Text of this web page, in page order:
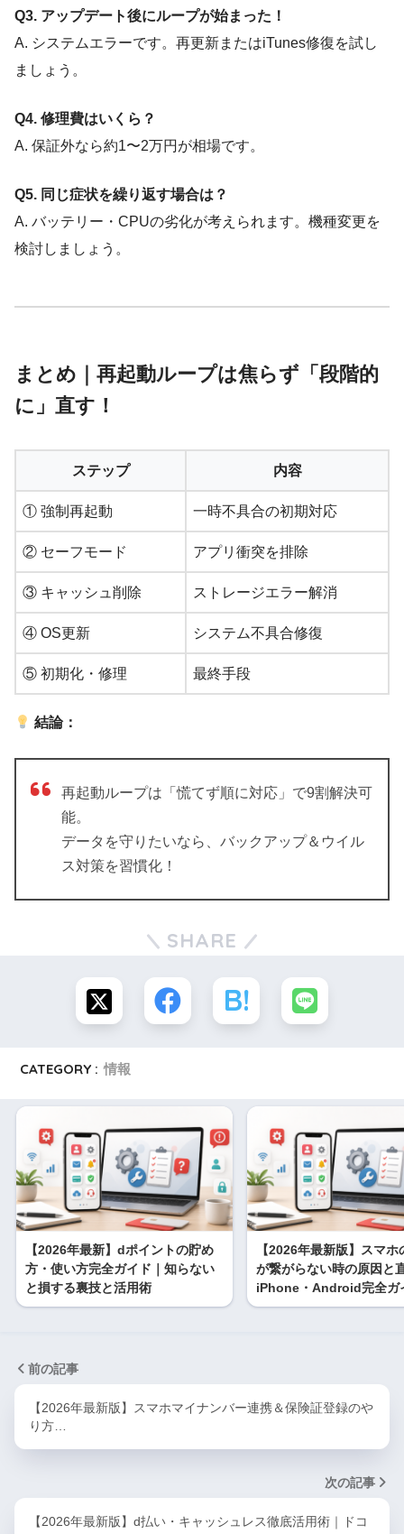
Q3. アップデート後にループが始まった！
A. システムエラーです。再更新またはiTunes修復を試し
ましょう。
Q4. 修理費はいくら？
A. 保証外なら約1〜2万円が相場です。
Q5. 同じ症状を繰り返す場合は？
A. バッテリー・CPUの劣化が考えられます。機種変更を
検討しましょう。
まとめ｜再起動ループは焦らず「段階的
に」直す！
ステップ 内容
① 強制再起動 一時不具合の初期対応
② セーフモード アプリ衝突を排除
③ キャッシュ削除 ストレージエラー解消
④ OS更新 システム不具合修復
⑤ 初期化・修理 最終手段
結論：
再起動ループは「慌てず順に対応」で9割解決可
能。
データを守りたいなら、バックアップ＆ウイル
ス対策を習慣化！
SHARE
CATEGORY : 情報
【2026年最新】dポイントの貯め
方・使い方完全ガイド｜知らない
と損する裏技と活用術
【2026年最新版】スマ
が繋がらない時の原因と
iPhone・Android完全ガ
前の記事
【2026年最新版】スマホマイナンバー連携＆保険証登録のや
り方…
次の記事
【2026年最新版】d払い・キャッシュレス徹底活用術｜ドコ